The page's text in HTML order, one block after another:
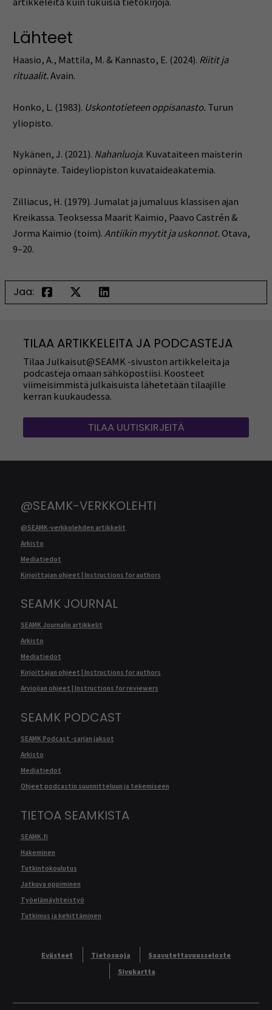
Lähteet
Haasio, A., Mattila, M. & Kannasto, E. (2024). Riitit ja
rituaalit.Avain.
Honko, L. (1983). Uskontotieteen oppisanasto. Turun
yliopisto.
Nykänen, J. (2021). Nahanluoja. Kuvataiteen maisterin
opinnäyte. Taideyliopiston kuvataideakatemia.
Zilliacus, H. (1979). Jumalat ja jumaluus klassisen ajan
Kreikassa. Teoksessa Maarit Kaimio, Paavo Castrén &
Jorma Kaimio (toim).Antiikin myytit ja uskonnot.Otava,
9–20.
Jaa:
TILAA ARTIKKELEITA JA PODCASTEJA
Tilaa Julkaisut@SEAMK -sivuston artikkeleita ja
podcasteja omaan sähköpostiisi. Koosteet
viimeisimmistä julkaisuista lähetetään tilaajille
kerran kuukaudessa.
TILAA UUTISKIRJEITÄ
@SEAMK-VERKKOLEHTI
@SEAMK-verkkolehden artikkelit
Arkisto
Mediatiedot
Kirjoittajan ohjeet | Instructions for authors
SEAMK JOURNAL
SEAMK Journalin artikkelit
Arkisto
Mediatiedot
Kirjoittajan ohjeet | Instructions for authors
Arvioijan ohjeet | Instructions for reviewers
SEAMK PODCAST
SEAMK Podcast -sarjan jaksot
Arkisto
Mediatiedot
Ohjeet podcastin suunnitteluun ja tekemiseen
TIETOA SEAMKISTA
SEAMK.fi
Hakeminen
Tutkintokoulutus
Jatkuva oppiminen
Työelämäyhteistyö
Tutkimus ja kehittäminen
Evästeet Tietosuoja
Saavutettavuusseloste
Sivukartta